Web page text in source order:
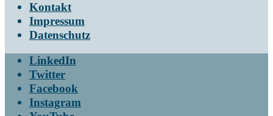
Kontakt
Impressum
Datenschutz
LinkedIn
Twitter
Facebook
Instagram